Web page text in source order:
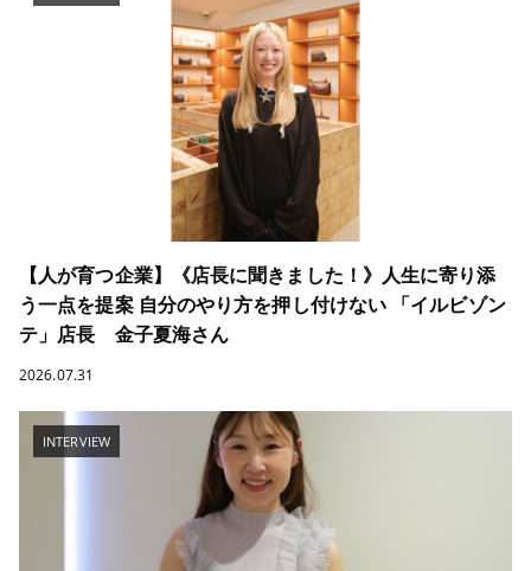
【人が育つ企業】《店長に聞きました！》人生に寄り添
う一点を提案 自分のやり方を押し付けない 「イルビゾン
テ」店長 金子夏海さん
2026.07.31
INTERVIEW